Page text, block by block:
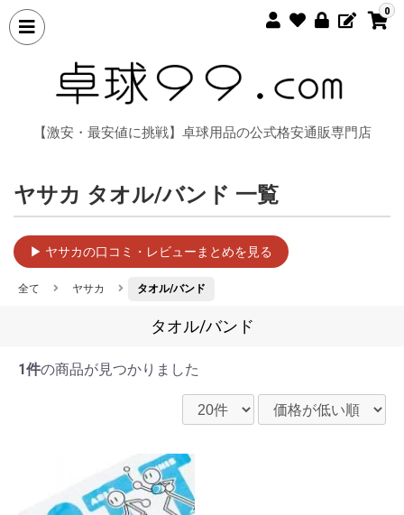
0
【激安・最安値に挑戦】卓球用品の公式格安通販専門店
ヤサカ タオル/バンド 一覧
▶ ヤサカの口コミ・レビューまとめを見る
全て ヤサカ タオル/バンド
タオル/バンド
1件の商品が見つかりました